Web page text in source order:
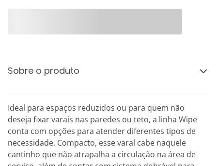
Sobre o produto
Ideal para espaços reduzidos ou para quem não
deseja fixar varais nas paredes ou teto, a linha Wipe
conta com opções para atender diferentes tipos de
necessidade. Compacto, esse varal cabe naquele
cantinho que não atrapalha a circulação na área de